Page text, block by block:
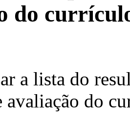
do
a lista do
avaliação do